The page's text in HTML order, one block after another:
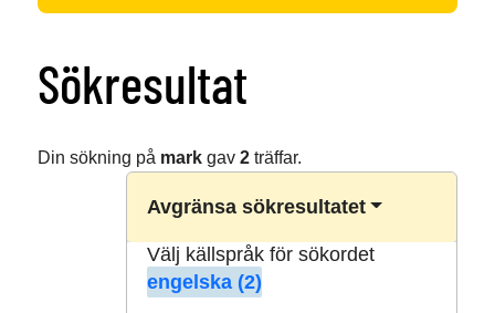
Sökresultat
Din sökning på markgav 2träffar.
Avgränsa sökresultatet
Välj källspråk för sökordet
engelska (2)